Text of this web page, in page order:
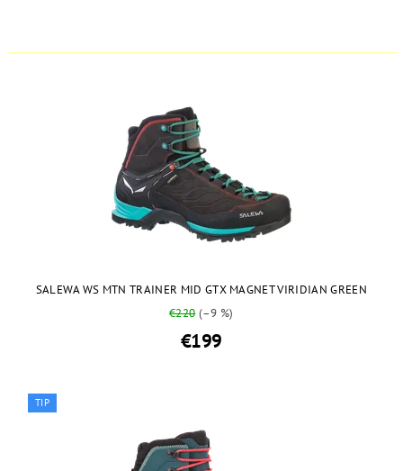
SALEWA WS MTN TRAINER MID GTX MAGNET VIRIDIAN GREEN
€220(–9 %)
€199
TIP